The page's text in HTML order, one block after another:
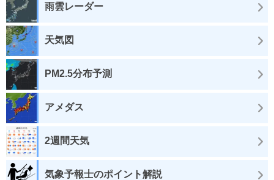
雨雲レーダー
天気図
PM2.5分布予測
アメダス
2週間天気
気象予報士のポイント解説